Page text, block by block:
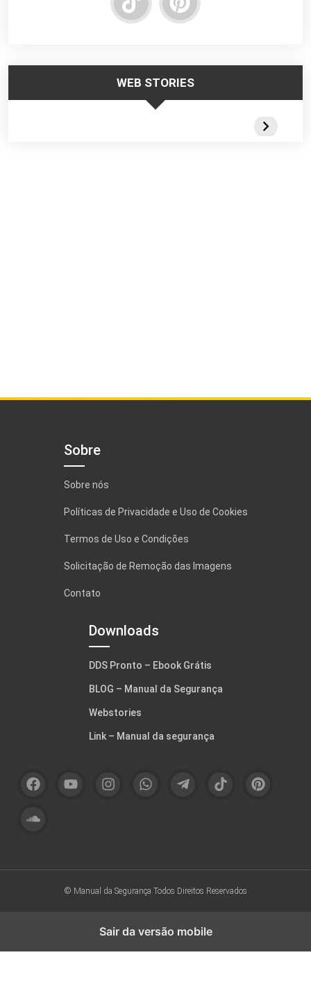
WEB STORIES
Trabalhar no
Responsabilidade
Portateis
Sobre
Sobre nós
Políticas de Privacidade e Uso de Cookies
Termos de Uso e Condições
Solicitação de Remoção das Imagens
Contato
Downloads
DDS Pronto – Ebook Grátis
BLOG – Manual da Segurança
Webstories
Link – Manual da segurança
© Manual da Segurança Todos Direitos Reservados
Sair da versão mobile